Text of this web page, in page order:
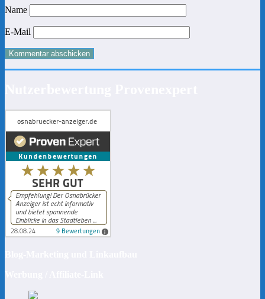
Name
E-Mail